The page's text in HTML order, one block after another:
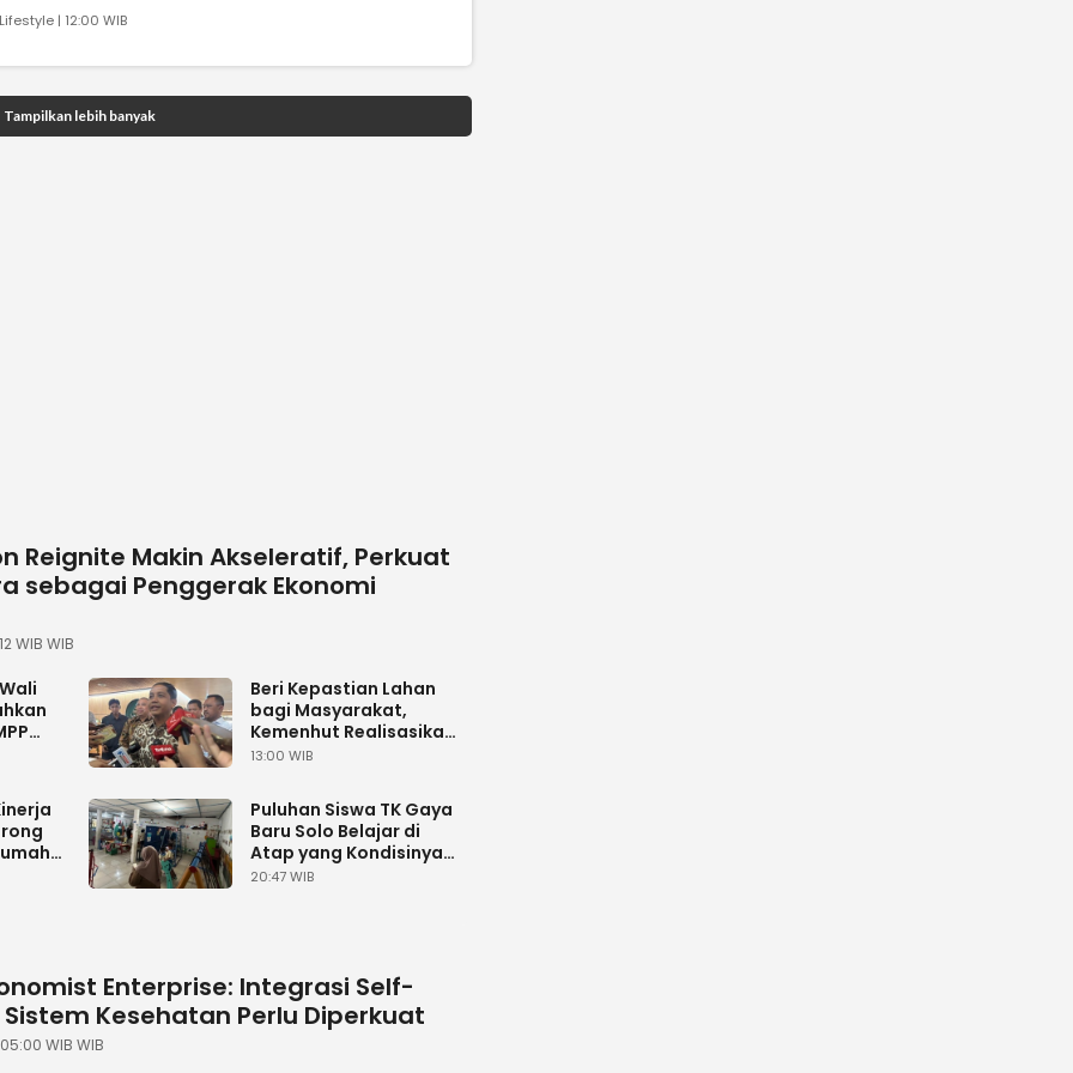
Lifestyle | 12:00 WIB
Tampilkan lebih banyak
Reignite Makin Akseleratif, Perkuat
sebagai Penggerak Ekonomi
WIB WIB
Beri Kepastian Lahan
bagi Masyarakat,
Kemenhut Realisasikan
3,11 Juta Hektare TORA
13:00 WIB
Puluhan Siswa TK Gaya
Baru Solo Belajar di
Atap yang Kondisinya
Membahayakan
20:47 WIB
Enterprise: Integrasi Self-
Kesehatan Perlu Diperkuat
WIB WIB